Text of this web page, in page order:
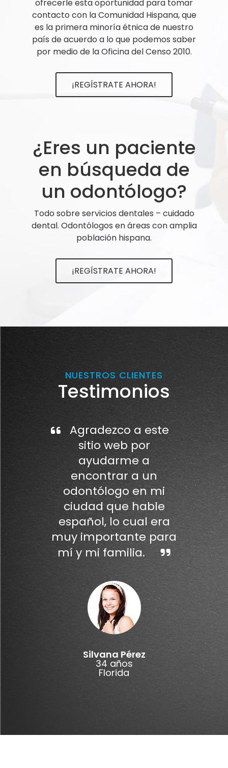
ofrecerle esta oportunidad para tomar
contacto con la Comunidad Hispana, que
es la primera minoría étnica de nuestro
país de acuerdo a lo que podemos saber
por medio de la Oficina del Censo 2010.
¡REGÍSTRATE AHORA!
¿Eres un paciente
en búsqueda de
un odontólogo?
Todo sobre servicios dentales – cuidado
dental. Odontólogos en áreas con amplia
población hispana.
¡REGÍSTRATE AHORA!
NUESTROS CLIENTES
Testimonios
Agradezco a este
sitio web por
ayudarme a
encontrar a un
odontólogo en mi
ciudad que hable
español, lo cual era
muy importante para
mí y mi familia.
Silvana Pérez
34 años
Florida